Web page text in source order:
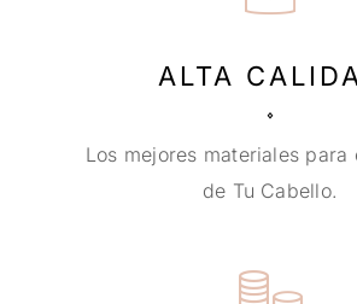
ALTA
Los mejores materiales para
de Tu Cabello.